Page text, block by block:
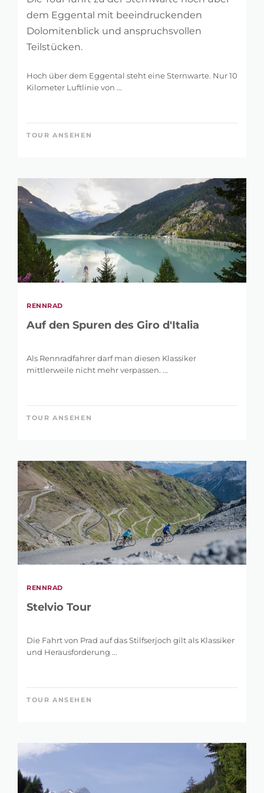
dem Eggental mit beeindruckenden
Dolomitenblick und anspruchsvollen
Teilstücken.
Hoch über dem Eggental steht eine Sternwarte. Nur 10
Kilometer Luftlinie von ...
TOUR ANSEHEN
RENNRAD
Auf den Spuren des Giro d'Italia
Als Rennradfahrer darf man diesen Klassiker
mittlerweile nicht mehr verpassen. ...
TOUR ANSEHEN
RENNRAD
Stelvio Tour
Die Fahrt von Prad auf das Stilfserjoch gilt als Klassiker
und Herausforderung ...
TOUR ANSEHEN